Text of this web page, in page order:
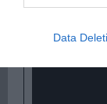
Data
ΔΕΥΤΕΡΑ –